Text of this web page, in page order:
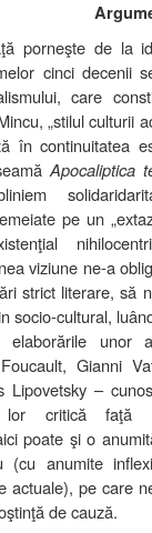
porneşte de la
cinci decenii
care
„stilul culturii
în continuitatea
Apocaliptica
pe un
viziune ne-a
strict literare, să
socio-cultural,
elaborările unor
Gianni
Lipovetsky –
lor critică faţă
poate şi o
(cu anumite
actuale), pe care
de cauză.